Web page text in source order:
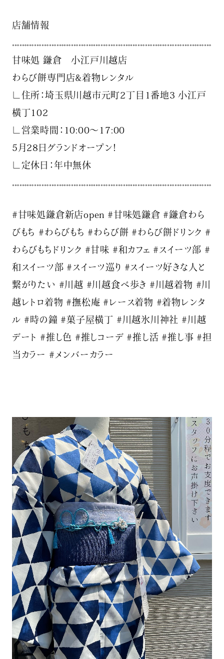
店舗情報
𓏧𓏧𓏧𓏧𓏧𓏧𓏧𓏧𓏧𓏧𓏧𓏧𓏧𓏧𓏧𓏧𓏧𓏧𓏧𓏧𓏧𓏧𓏧𓏧𓏧𓏧𓏧
甘味処 鎌倉 小江戸川越店
わらび餅専門店&着物レンタル
∟住所：埼玉県川越市元町2丁目1番地3 小江戸
横丁102
∟営業時間：10:00〜17:00
5月28日グランドオープン！
∟定休日：年中無休
𓏧𓏧𓏧𓏧𓏧𓏧𓏧𓏧𓏧𓏧𓏧𓏧𓏧𓏧𓏧𓏧𓏧𓏧𓏧𓏧𓏧𓏧𓏧𓏧𓏧𓏧𓏧
#甘味処鎌倉新店open #甘味処鎌倉 #鎌倉わら
びもち #わらびもち #わらび餅 #わらび餅ドリンク #
わらびもちドリンク #甘味 #和カフェ #スイーツ部 #
和スイーツ部 #スイーツ巡り #スイーツ好きな人と
繋がりたい #川越 #川越食べ歩き #川越着物 #川
越レトロ着物 #撫松庵 #レース着物 #着物レンタ
ル #時の鐘 #菓子屋横丁 #川越氷川神社 #川越
デート #推し色 #推しコーデ #推し活 #推し事 #担
当カラー #メンバーカラー